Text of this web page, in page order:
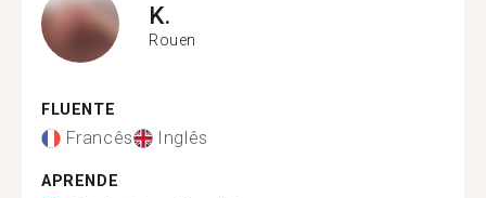
K.
Rouen
FLUENTE
Francês Inglês
APRENDE